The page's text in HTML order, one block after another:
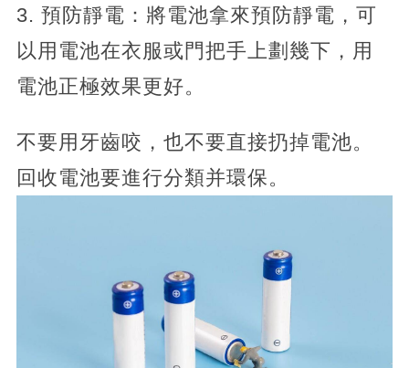
3. 預防靜電：將電池拿來預防靜電，可
以用電池在衣服或門把手上劃幾下，用
電池正極效果更好。
不要用牙齒咬，也不要直接扔掉電池。
回收電池要進行分類并環保。